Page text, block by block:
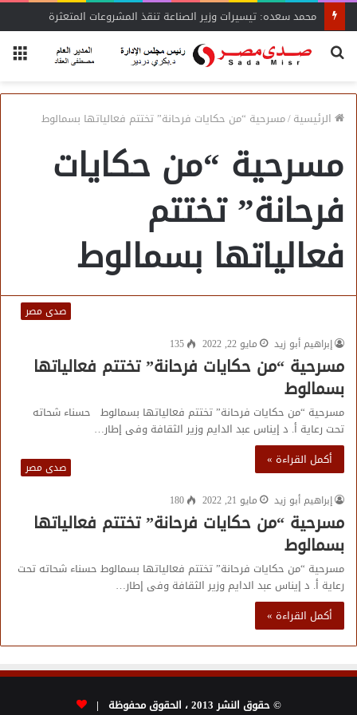
محمد سعده: تيسيرات وزير الصناعة تنقذ المشروعات المتعثرة
بحث
الرئيسية/مسرحية “من حكايات فرحانة” تختتم فعالياتها بسمالوط
مسرحية “من حكايات
فرحانة” تختتم
فعالياتها بسمالوط
صدى مصر
إبراهيم أبو زيد
مايو 22, 2022 135
مسرحية “من حكايات فرحانة” تختتم فعالياتها
بسمالوط
مسرحية “من حكايات فرحانة” تختتم فعالياتها بسمالوط حسناء شحاته
تحت رعاية أ. د إيناس عبد الدايم وزير الثقافة وفى إطار…
أكمل القراءة »
صدى مصر
إبراهيم أبو زيد
مايو 21, 2022 180
مسرحية “من حكايات فرحانة” تختتم فعالياتها
بسمالوط
مسرحية “من حكايات فرحانة” تختتم فعالياتها بسمالوط حسناء شحاته تحت
رعاية أ. د إيناس عبد الدايم وزير الثقافة وفى إطار…
أكمل القراءة »
© حقوق النشر 2013 ، الحقوق محفوظة |